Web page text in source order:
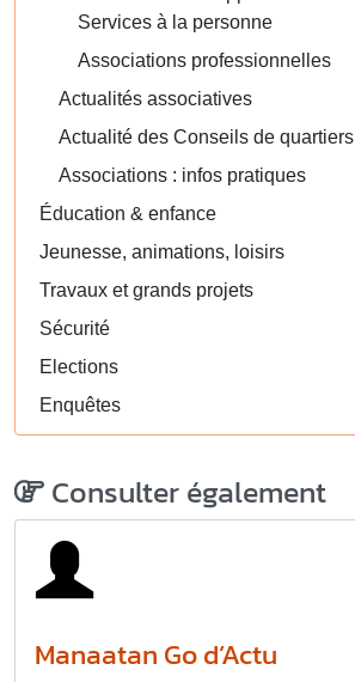
Services à la personne
Associations professionnelles
Actualités associatives
Actualité des Conseils de quartiers
Associations : infos pratiques
Éducation & enfance
Jeunesse, animations, loisirs
Travaux et grands projets
Sécurité
Elections
Enquêtes
Consulter également
Manaatan Go d’Actu